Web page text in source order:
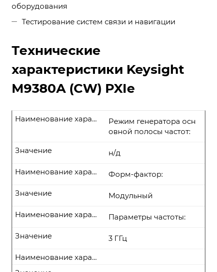
оборудования
Тестирование систем связи и навигации
Технические
характеристики Keysight
M9380A (CW) PXIe
Режим генератора осн
овной полосы частот:
Наименование характеристики
н/д
Значение
Форм-фактор:
Наименование характеристики
Модульный
Значение
Параметры частоты:
Наименование характеристики
3 ГГц
Значение
Наименование характеристики